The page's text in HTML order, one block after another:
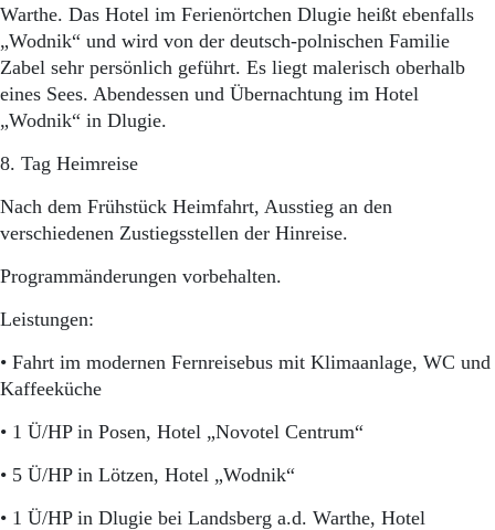
Warthe. Das Hotel im Ferienörtchen Dlugie heißt ebenfalls
„Wodnik“ und wird von der deutsch-polnischen Familie
Zabel sehr persönlich geführt. Es liegt malerisch oberhalb
eines Sees. Abendessen und Übernachtung im Hotel
„Wodnik“ in Dlugie.
8. Tag Heimreise
Nach dem Frühstück Heimfahrt, Ausstieg an den
verschiedenen Zustiegsstellen der Hinreise.
Programmänderungen vorbehalten.
Leistungen:
• Fahrt im modernen Fernreisebus mit Klimaanlage, WC und
Kaffeeküche
• 1 Ü/HP in Posen, Hotel „Novotel Centrum“
• 5 Ü/HP in Lötzen, Hotel „Wodnik“
• 1 Ü/HP in Dlugie bei Landsberg a.d. Warthe, Hotel